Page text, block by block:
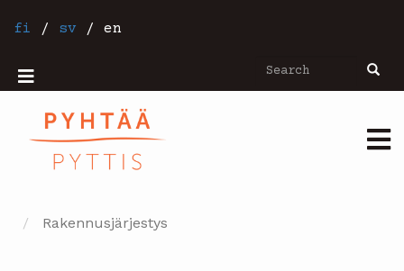
fi / sv / en
Search
Mobiilivalikko
Rakennusjärjestys